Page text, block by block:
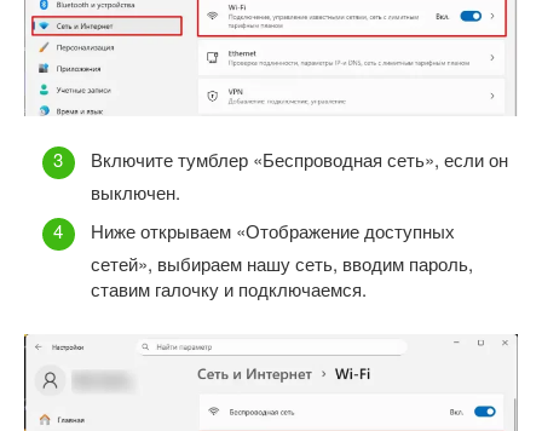
Включите тумблер «Беспроводная сеть», если он
выключен.
Ниже открываем «Отображение доступных
сетей», выбираем нашу сеть, вводим пароль,
ставим галочку и подключаемся.